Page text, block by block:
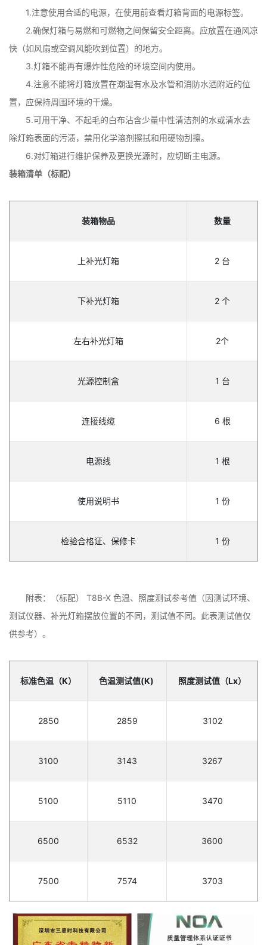
1.注意使用合适的电源，在使用前查看灯箱背面的电源标签。
2.确保灯箱与易燃和可燃物之间保留安全距离。应放置在通风凉
快（如风扇或空调风能吹到位置）的地方。
3.灯箱不能再有爆炸性危险的环境空间内使用。
4.注意不能将灯箱放置在潮湿有水及水管和消防水洒附近的位
置，应保持周围环境的干燥。
5.可用干净、不起毛的白布沾含少量中性清洁剂的水或清水去
除灯箱表面的污渍，禁用化学溶剂擦拭和用硬物刮擦。
6.对灯箱进行维护保养及更换光源时，应切断主电源。
装箱清单（标配）
装箱物品 数量
上补光灯箱 2 台
下补光灯箱 2 个
左右补光灯箱 2个
光源控制盒 1 台
连接线缆 6 根
电源线 1 根
使用说明书 1 份
检验合格证、保修卡 1 份
附表：（标配） T8B-X 色温、照度测试参考值（因测试环境、
测试仪器、补光灯箱摆放位置的不同，测试值不同。此表测试值仅
供参考）。
标准色温（K） 色温测试值(K) 照度测试值（Lx）
2850 2859 3102
3100 3143 3267
5100 5110 3470
6500 6532 3600
7500 7574 3703